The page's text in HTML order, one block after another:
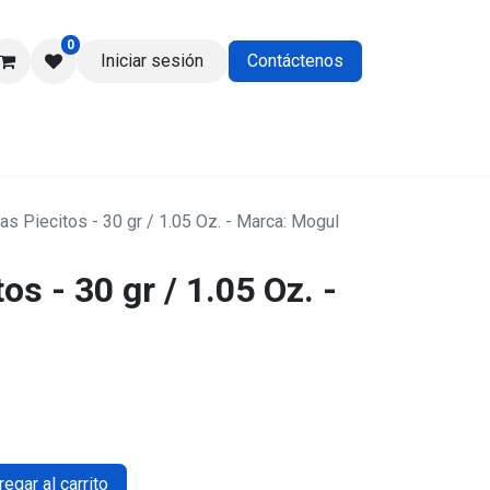
0
Iniciar sesión Contáctenos
Piecitos - 30 gr / 1.05 Oz. - Marca: Mogul
- 30 gr / 1.05 Oz. -
al carrito